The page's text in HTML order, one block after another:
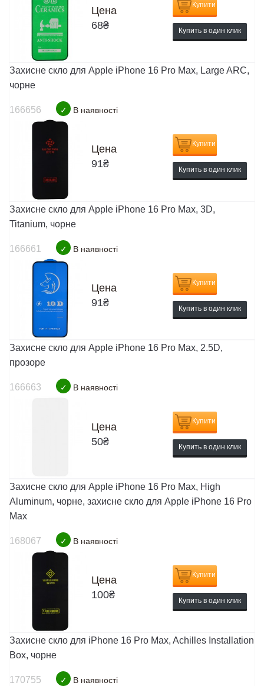
Цена
68₴
Купити
Купить в один клик
Захисне скло для Apple iPhone 16 Pro Max, Large ARC,
чорне
166656 ✓ В наявності
Цена
91₴
Купити
Купить в один клик
Захисне скло для Apple iPhone 16 Pro Max, 3D,
Titanium, чорне
166661 ✓ В наявності
Цена
91₴
Купити
Купить в один клик
Захисне скло для Apple iPhone 16 Pro Max, 2.5D,
прозоре
166663 ✓ В наявності
Цена
50₴
Купити
Купить в один клик
Захисне скло для Apple iPhone 16 Pro Max, High
Aluminum, чорне, захисне скло для Apple iPhone 16 Pro
Max
168067 ✓ В наявності
Цена
100₴
Купити
Купить в один клик
Захисне скло для iPhone 16 Pro Max, Achilles Installation
Box, чорне
170755 ✓ В наявності